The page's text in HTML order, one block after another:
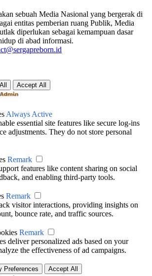
sebuah Media Nasional yang bergerak di
entitas pemberian ruang Publik, Media
diperlukan sebagai kemampuan dasar
di abad informasi.
Accept All
Always Active
essential site features like secure log-ins
adjustments. They do not store personal
Remark
features like content sharing on social
and enabling third-party tools.
Remark
visitor interactions, providing insights on
bounce rate, and traffic sources.
Remark
deliver personalized ads based on your
the effectiveness of ad campaigns.
Preferences Accept All